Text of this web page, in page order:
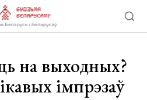
на выходных?
імпрэзаў